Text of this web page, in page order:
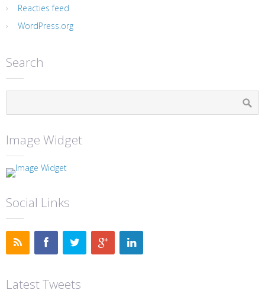
Reacties feed
WordPress.org
Search
Image Widget
Social Links
Latest Tweets